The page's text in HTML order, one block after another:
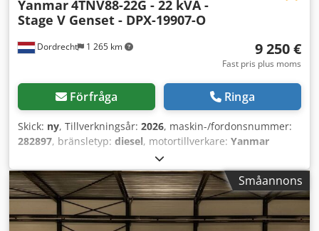
Dordrecht 1 265 km
Yanmar4TNV88-22G - 22 kVA -
Stage V Genset - DPX-19907-O
9 250 €
Fast pris plus moms
Förfråga Ringa
Skick: ny, Tillverkningsår: 2026, maskin-/fordonsnummer:
282897, bränsletyp: diesel, motortillverkare: Yanmar
, Användningsområde: Byggnation Djdpfx
Ajxpcwujl Nokr Tomvikt: 520 kg Generatorprestanda: 22
kVA Lastutrymmets mått: 150 x 70 x 102 cm CE-märkning:
ja Utsläppsnivå: Stage V / Tier IV final Vattentankvolym: 60 l
Produktionsland: IT Kontakta DPX-teamet för mer
Småannons